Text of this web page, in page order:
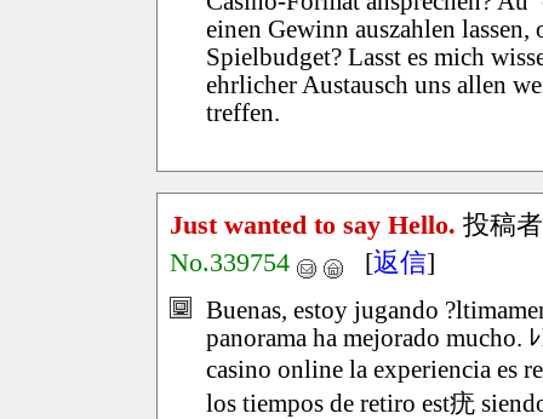
einen Gewinn auszahlen
Spielbudget? Lasst es mich
ehrlicher Austausch uns allen
treffen.
Just wanted to say Hello. 投稿
No.339754
[返信]
Buenas, estoy jugando
panorama ha mejorado mucho.
casino online la experiencia es
los tiempos de retiro est疣